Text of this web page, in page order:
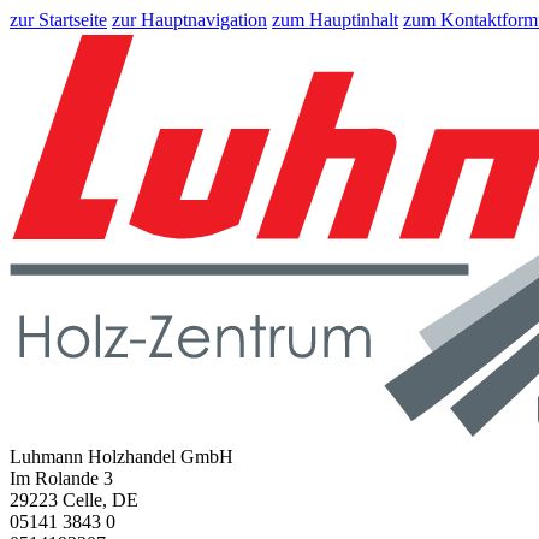
zur Startseite zur Hauptnavigation zum Hauptinhalt zum
Luhmann Holzhandel GmbH
Im Rolande 3
29223 Celle, DE
05141 3843 0